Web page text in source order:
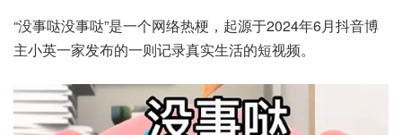
“没事哒没事哒”是一个网络热梗，起源于2024年6月抖音博
主小英一家发布的一则记录真实生活的短视频。